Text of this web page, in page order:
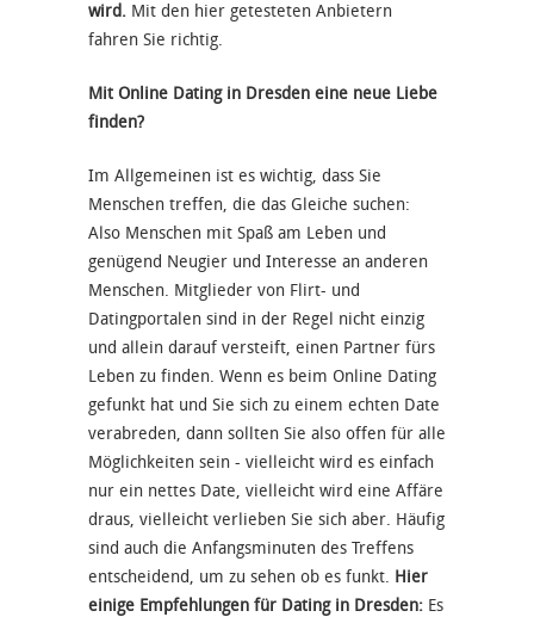
wird. Mit den hier getesteten Anbietern
fahren Sie richtig.
Mit Online Dating in Dresden eine neue Liebe
finden?
Im Allgemeinen ist es wichtig, dass Sie
Menschen treffen, die das Gleiche suchen:
Also Menschen mit Spaß am Leben und
genügend Neugier und Interesse an anderen
Menschen. Mitglieder von Flirt- und
Datingportalen sind in der Regel nicht einzig
und allein darauf versteift, einen Partner fürs
Leben zu finden. Wenn es beim Online Dating
gefunkt hat und Sie sich zu einem echten Date
verabreden, dann sollten Sie also offen für alle
Möglichkeiten sein - vielleicht wird es einfach
nur ein nettes Date, vielleicht wird eine Affäre
draus, vielleicht verlieben Sie sich aber. Häufig
sind auch die Anfangsminuten des Treffens
entscheidend, um zu sehen ob es funkt. Hier
einige Empfehlungen für Dating in Dresden: Es